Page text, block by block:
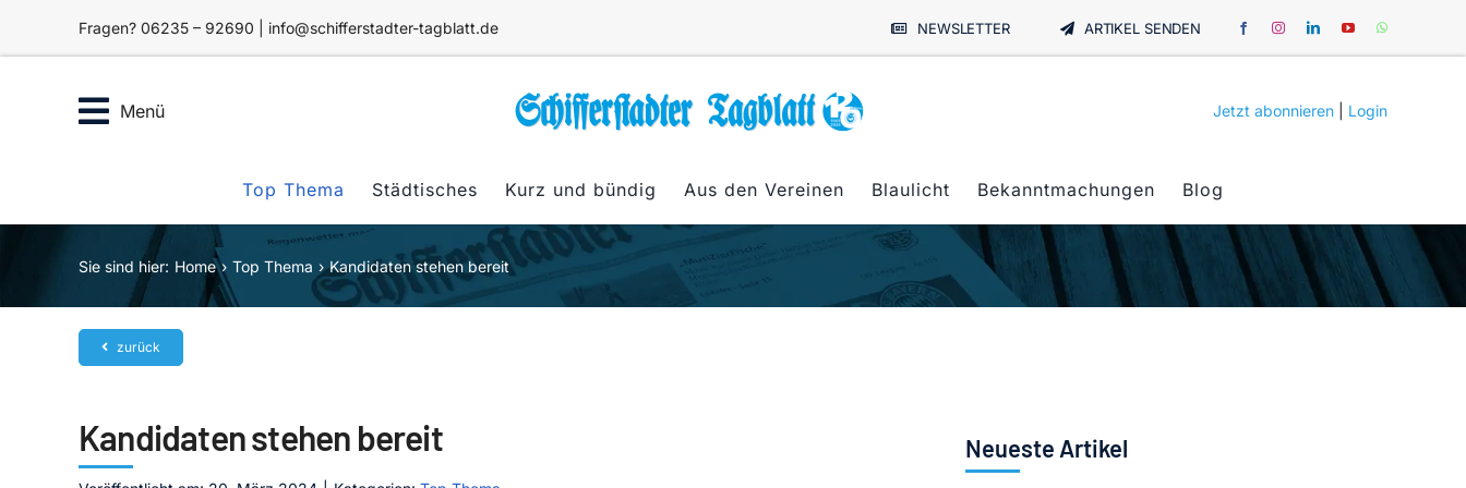
Fragen? 06235 – 92690 | info@schifferstadter-tagblatt.de NEWSLETTER ARTIKEL SENDEN
Menü Jetzt abonnieren Login
Top Thema Städtisches Kurz und bündig Aus den Vereinen Blaulicht Bekanntmachungen Blog
Sie sind hier: Home Top Thema Kandidaten stehen bereit
zurück
Kandidaten stehen bereit Neueste Artikel